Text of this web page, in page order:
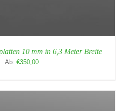
10 mm in 6,3 Meter Breite
Ab: €350,00